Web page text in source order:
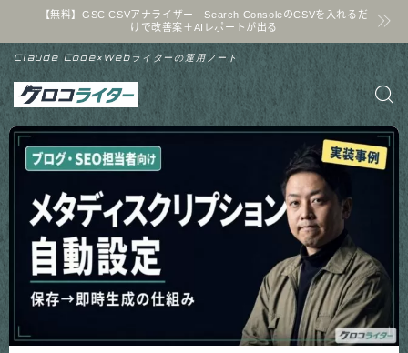
【無料】GSC CSVアナライザー Search ConsoleのCSVを入れるだ
けで改善案＋AIレポートが出る
Claude Code×Webライターの運用ノート